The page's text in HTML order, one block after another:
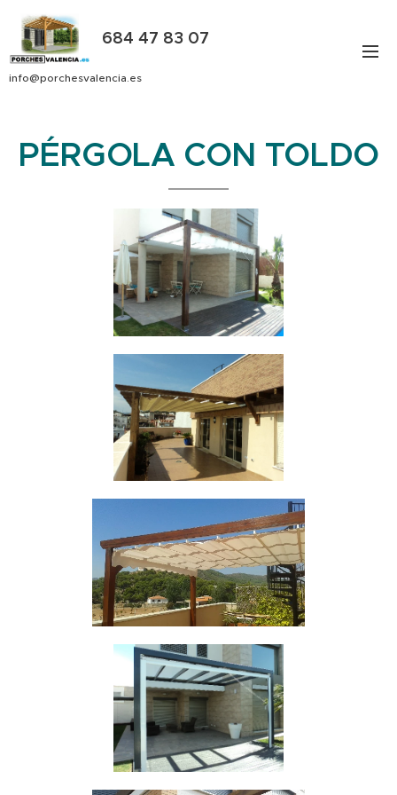
684 47 83 07
info@porchesvalencia.es
PÉRGOLA CON TOLDO